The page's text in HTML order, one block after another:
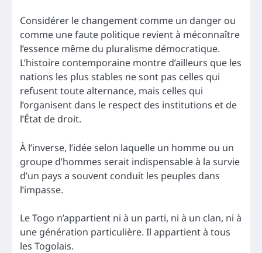
Considérer le changement comme un danger ou
comme une faute politique revient à méconnaître
l’essence même du pluralisme démocratique.
L’histoire contemporaine montre d’ailleurs que les
nations les plus stables ne sont pas celles qui
refusent toute alternance, mais celles qui
l’organisent dans le respect des institutions et de
l’État de droit.
À l’inverse, l’idée selon laquelle un homme ou un
groupe d’hommes serait indispensable à la survie
d’un pays a souvent conduit les peuples dans
l’impasse.
Le Togo n’appartient ni à un parti, ni à un clan, ni à
une génération particulière. Il appartient à tous
les Togolais.